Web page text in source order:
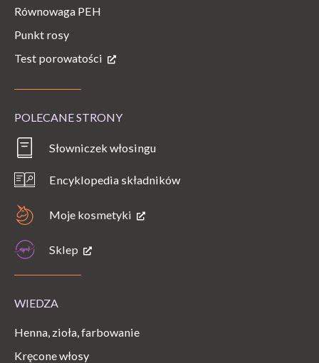
Równowaga PEH
Punkt rosy
Test porowatości
POLECANE STRONY
Słowniczek włosingu
Encyklopedia składników
Moje kosmetyki
Sklep
WIEDZA
Henna, zioła, farbowanie
Kręcone włosy